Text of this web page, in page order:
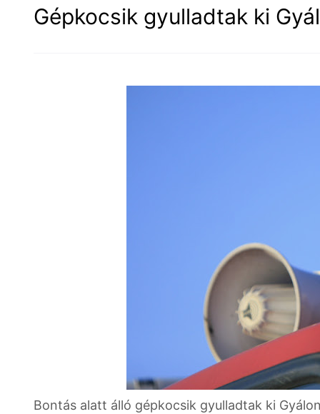
Gépkocsik gyulladtak ki
Bontás alatt álló gépkocsik gyulladtak ki